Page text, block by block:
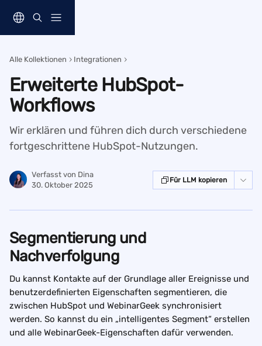
Alle Kollektionen Integrationen
Erweiterte HubSpot-
Workflows
Wir erklären und führen dich durch verschiedene
fortgeschrittene HubSpot-Nutzungen.
Verfasst von Dina
30. Oktober 2025
Für LLM kopieren
Segmentierung und
Nachverfolgung
Du kannst Kontakte auf der Grundlage aller Ereignisse und
benutzerdefinierten Eigenschaften segmentieren, die
zwischen HubSpot und WebinarGeek synchronisiert
werden. So kannst du ein „intelligentes Segment“ erstellen
und alle WebinarGeek-Eigenschaften dafür verwenden.